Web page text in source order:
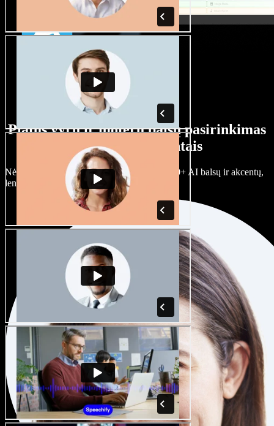
Platus vyrų ir moterų balsų pasirinkimas
su įvairiais akcentais
Nėra dviejų vienodų projektų. Rinkitės iš 100+ AI balsų ir akcentų,
lengvai juos prisitaikykite.